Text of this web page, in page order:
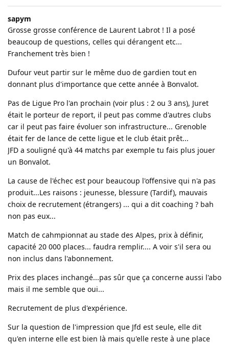
sapym
Grosse grosse conférence de Laurent Labrot ! Il a posé
beaucoup de questions, celles qui dérangent etc...
Franchement très bien !
Dufour veut partir sur le même duo de gardien tout en
donnant plus d'importance que cette année à Bonvalot.
Pas de Ligue Pro l'an prochain (voir plus : 2 ou 3 ans), Juret
était le porteur de report, il peut pas comme d'autres clubs
car il peut pas faire évoluer son infrastructure... Grenoble
était fer de lance de cette ligue et le club était prêt...
JFD a souligné qu'à 44 matchs par exemple tu fais plus jouer
un Bonvalot.
La cause de l'échec est pour beaucoup l'offensive qui n'a pas
produit...Les raisons : jeunesse, blessure (Tardif), mauvais
choix de recrutement (étrangers) ... qui a dit coaching ? bah
non pas eux...
Match de cahmpionnat au stade des Alpes, prix à définir,
capacité 20 000 places... faudra remplir.... A voir s'il sera ou
non inclus dans l'abonnement.
Prix des places inchangé...pas sûr que ça concerne aussi l'abo
mais il me semble que oui...
Recrutement de plus d'expérience.
Sur la question de l'impression que Jfd est seule, elle dit
qu'en interne elle est bien là mais qu'elle reste à une place